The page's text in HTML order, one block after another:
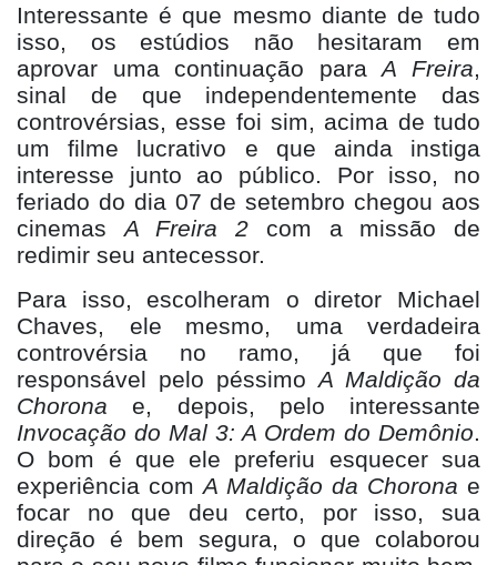
Interessante é que mesmo diante de tudo
isso, os estúdios não hesitaram em
aprovar uma continuação paraA Freira,
sinal de que independentemente das
controvérsias, esse foi sim, acima de tudo
um filme lucrativo e que ainda instiga
interesse junto ao público. Por isso, no
feriado do dia 07 de setembro chegou aos
cinemasA Freira 2 com a missão de
redimir seu antecessor.
Para isso, escolheram o diretor Michael
Chaves, ele
mesmo, uma verdadeira
controvérsia no ramo, já que foi
responsável pelo péssimoA Maldição da
Chorona e, depois, pelo interessante
Invocação do Mal 3: A Ordem do Demônio.
O bom é que ele preferiu esquecer sua
experiência comA Maldição da Chorona e
focar no que deu certo, por isso, sua
direção é bem segura, o que colaborou